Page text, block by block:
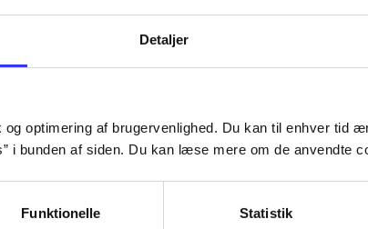
Detaljer
optimering af brugervenlighed. Du kan til enhver tid
i bunden af siden. Du kan læse mere om de anvendte
Funktionelle Statistik